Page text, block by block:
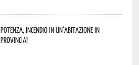
Potenza, incendio in un’abitazione in
provincia!